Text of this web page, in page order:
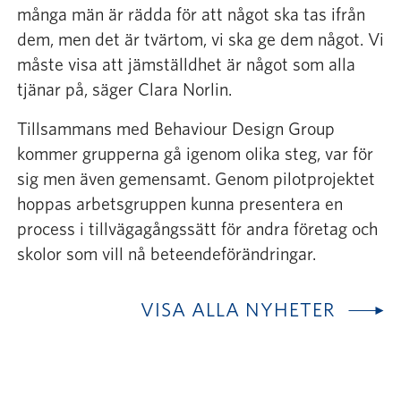
många män är rädda för att något ska tas ifrån
dem, men det är tvärtom, vi ska ge dem något. Vi
måste visa att jämställdhet är något som alla
tjänar på, säger Clara Norlin.
Tillsammans med Behaviour Design Group
kommer grupperna gå igenom olika steg, var för
sig men även gemensamt. Genom pilotprojektet
hoppas arbetsgruppen kunna presentera en
process i tillvägagångssätt för andra företag och
skolor som vill nå beteendeförändringar.
VISA ALLA NYHETER